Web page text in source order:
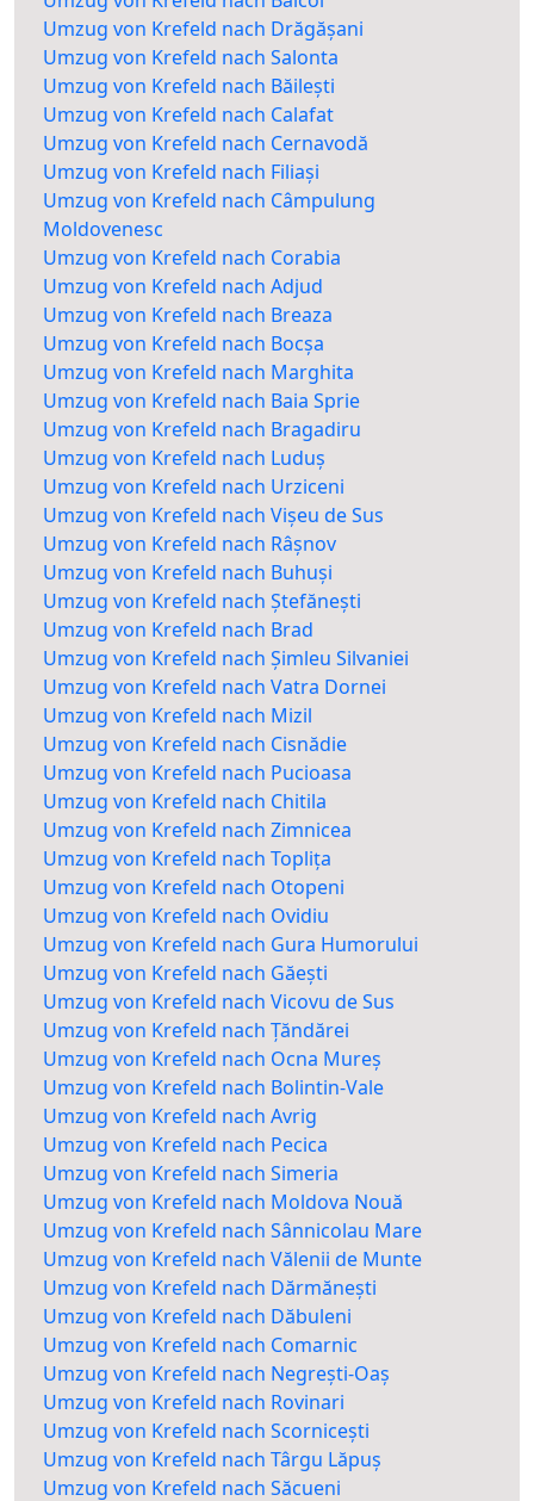
Umzug von Krefeld nach Drăgășani
Umzug von Krefeld nach Salonta
Umzug von Krefeld nach Băilești
Umzug von Krefeld nach Calafat
Umzug von Krefeld nach Cernavodă
Umzug von Krefeld nach Filiași
Umzug von Krefeld nach Câmpulung
Moldovenesc
Umzug von Krefeld nach Corabia
Umzug von Krefeld nach Adjud
Umzug von Krefeld nach Breaza
Umzug von Krefeld nach Bocșa
Umzug von Krefeld nach Marghita
Umzug von Krefeld nach Baia Sprie
Umzug von Krefeld nach Bragadiru
Umzug von Krefeld nach Luduș
Umzug von Krefeld nach Urziceni
Umzug von Krefeld nach Vișeu de Sus
Umzug von Krefeld nach Râșnov
Umzug von Krefeld nach Buhuși
Umzug von Krefeld nach Ștefănești
Umzug von Krefeld nach Brad
Umzug von Krefeld nach Șimleu Silvaniei
Umzug von Krefeld nach Vatra Dornei
Umzug von Krefeld nach Mizil
Umzug von Krefeld nach Cisnădie
Umzug von Krefeld nach Pucioasa
Umzug von Krefeld nach Chitila
Umzug von Krefeld nach Zimnicea
Umzug von Krefeld nach Toplița
Umzug von Krefeld nach Otopeni
Umzug von Krefeld nach Ovidiu
Umzug von Krefeld nach Gura Humorului
Umzug von Krefeld nach Găești
Umzug von Krefeld nach Vicovu de Sus
Umzug von Krefeld nach Țăndărei
Umzug von Krefeld nach Ocna Mureș
Umzug von Krefeld nach Bolintin-Vale
Umzug von Krefeld nach Avrig
Umzug von Krefeld nach Pecica
Umzug von Krefeld nach Simeria
Umzug von Krefeld nach Moldova Nouă
Umzug von Krefeld nach Sânnicolau Mare
Umzug von Krefeld nach Vălenii de Munte
Umzug von Krefeld nach Dărmănești
Umzug von Krefeld nach Dăbuleni
Umzug von Krefeld nach Comarnic
Umzug von Krefeld nach Negrești-Oaș
Umzug von Krefeld nach Rovinari
Umzug von Krefeld nach Scornicești
Umzug von Krefeld nach Târgu Lăpuș
Umzug von Krefeld nach Săcueni